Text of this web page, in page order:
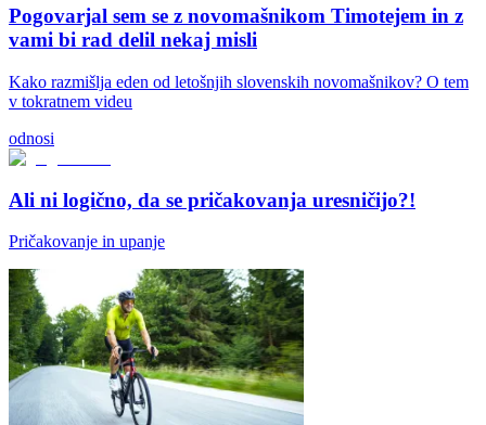
Pogovarjal sem se z novomašnikom Timotejem in z
vami bi rad delil nekaj misli
Kako razmišlja eden od letošnjih slovenskih novomašnikov? O tem
v tokratnem videu
odnosi
Ali ni logično, da se pričakovanja uresničijo?!
Pričakovanje in upanje